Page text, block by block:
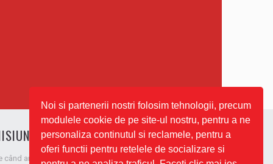
Noi si partenerii nostri folosim tehnologii, precum
modulele cookie de pe site-ul nostru, pentru a ne
personaliza continutul si reclamele, pentru a
oferi functii pentru retelele de socializare si
NOASTRĂ
când am apărut pe piață, ne-am respectat promisiunea de a